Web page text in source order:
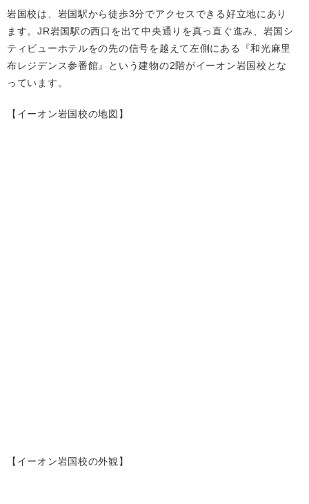
岩国校は、岩国駅から徒歩3分でアクセスできる好立地にあり
ます。JR岩国駅の西口を出て中央通りを真っ直ぐ進み、岩国シ
ティビューホテルをの先の信号を越えて左側にある『和光麻里
布レジデンス参番館』という建物の2階がイーオン岩国校とな
っています。
【イーオン岩国校の地図】
【イーオン岩国校の外観】